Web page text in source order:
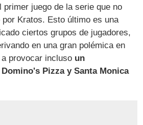
juego de la serie que no
Kratos. Esto último es una
ciertos grupos de jugadores,
en una gran polémica en
provocar incluso un
Pizza y Santa Monica